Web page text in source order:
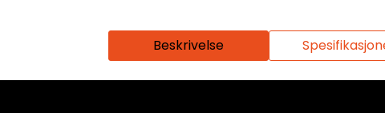
Beskrivelse